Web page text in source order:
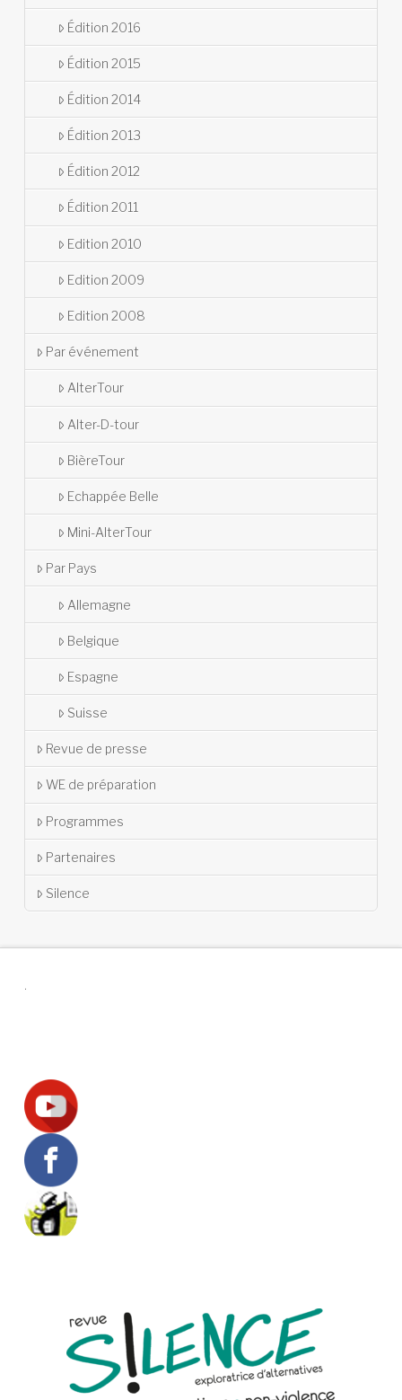
Édition 2016
Édition 2015
Édition 2014
Édition 2013
Édition 2012
Édition 2011
Edition 2010
Edition 2009
Edition 2008
Par événement
AlterTour
Alter-D-tour
BièreTour
Echappée Belle
Mini-AlterTour
Par Pays
Allemagne
Belgique
Espagne
Suisse
Revue de presse
WE de préparation
Programmes
Partenaires
Silence